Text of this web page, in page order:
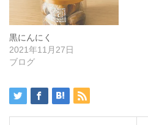
黒にんにく
2021年11月27日
ブログ